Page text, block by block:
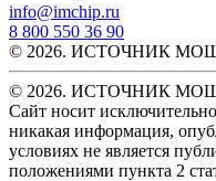
info@imchip.ru
8 800 550 36 90
© 2026. ИСТОЧНИК
© 2026. ИСТОЧНИК
Сайт носит
никакая информация,
условиях не является
положениями пункта 2